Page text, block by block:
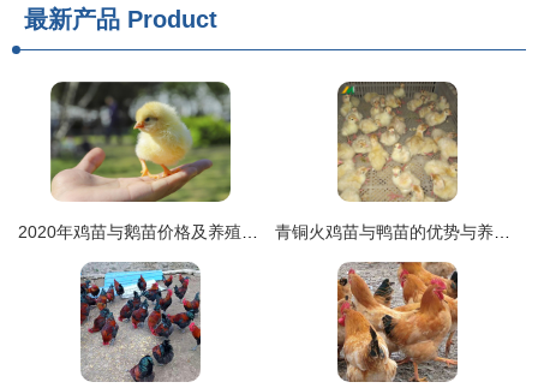
最新产品 Product